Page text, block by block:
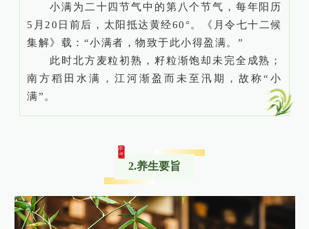
小满为二十四节气中的第八个节气，每年阳历
5月20日前后，太阳抵达黄经60°。《月令七十二候
集解》载：“小满者，物致于此小得盈满。”
此时北方麦粒初熟，籽粒渐饱却未完全成熟；
南方稻田水满，江河渐盈而未至汛期，故称“小
满”。
2.养生要旨